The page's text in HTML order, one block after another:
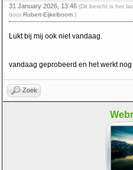
31 January 2026, 13:46 (Dit bericht is het
door Robert-Eijkelboom .)
Lukt bij mij ook niet vandaag.
vandaag geprobeerd en het werkt
Zoek